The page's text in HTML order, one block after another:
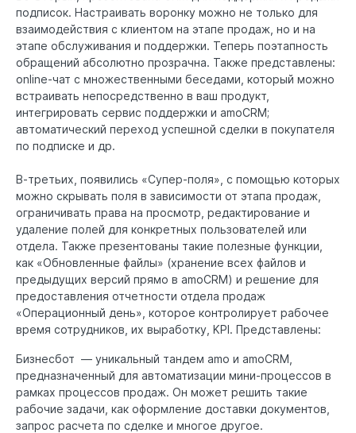
подписок. Настраивать воронку можно не только для
взаимодействия с клиентом на этапе продаж, но и на
этапе обслуживания и поддержки. Теперь поэтапность
обращений абсолютно прозрачна. Также представлены:
online-чат с множественными беседами, который можно
встраивать непосредственно в ваш продукт,
интегрировать сервис поддержки и amoCRM;
автоматический переход успешной сделки в покупателя
по подписке и др.
В-третьих, появились «Супер-поля», с помощью которых
можно скрывать поля в зависимости от этапа продаж,
ограничивать права на просмотр, редактирование и
удаление полей для конкретных пользователей или
отдела. Также презентованы такие полезные функции,
как «Обновленные файлы» (хранение всех файлов и
предыдущих версий прямо в amoCRM) и решение для
предоставления отчетности отдела продаж
«Операционный день», которое контролирует рабочее
время сотрудников, их выработку, KPI. Представлены:
Бизнесбот — уникальный тандем amo и amoCRM,
предназначенный для автоматизации мини-процессов в
рамках процессов продаж. Он может решить такие
рабочие задачи, как оформление доставки документов,
запрос расчета по сделке и многое другое.